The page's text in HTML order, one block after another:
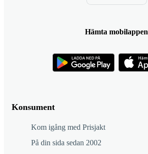
Konsument
Kom igång med Prisjakt
På din sida sedan 2002
Hämta mobilappen